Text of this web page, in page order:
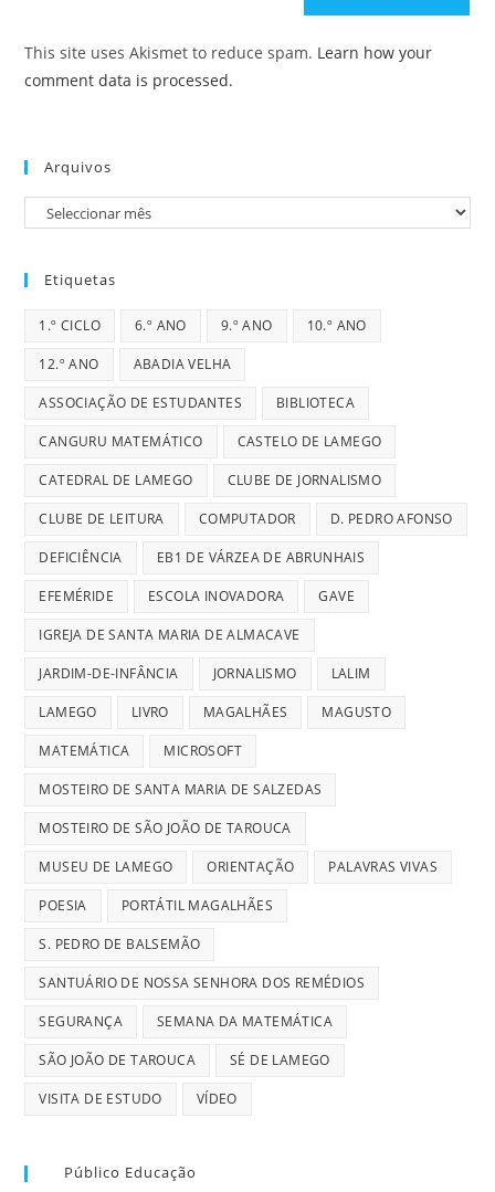
This site uses Akismet to reduce spam. Learn how your
comment data is processed.
Arquivos
Arquivos
Etiquetas
1.º CICLO 6.º ANO 9.º ANO 10.º ANO
12.º ANO ABADIA VELHA
ASSOCIAÇÃO DE ESTUDANTES BIBLIOTECA
CANGURU MATEMÁTICO CASTELO DE LAMEGO
CATEDRAL DE LAMEGO CLUBE DE JORNALISMO
CLUBE DE LEITURA COMPUTADOR D. PEDRO AFONSO
DEFICIÊNCIA EB1 DE VÁRZEA DE ABRUNHAIS
EFEMÉRIDE ESCOLA INOVADORA GAVE
IGREJA DE SANTA MARIA DE ALMACAVE
JARDIM-DE-INFÂNCIA JORNALISMO LALIM
LAMEGO LIVRO MAGALHÃES MAGUSTO
MATEMÁTICA MICROSOFT
MOSTEIRO DE SANTA MARIA DE SALZEDAS
MOSTEIRO DE SÃO JOÃO DE TAROUCA
MUSEU DE LAMEGO ORIENTAÇÃO PALAVRAS VIVAS
POESIA PORTÁTIL MAGALHÃES
S. PEDRO DE BALSEMÃO
SANTUÁRIO DE NOSSA SENHORA DOS REMÉDIOS
SEGURANÇA SEMANA DA MATEMÁTICA
SÃO JOÃO DE TAROUCA SÉ DE LAMEGO
VISITA DE ESTUDO VÍDEO
Público Educação